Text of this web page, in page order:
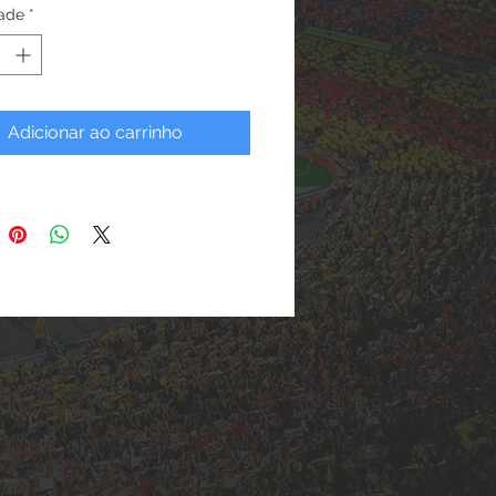
melhor. Está é a Versão FULL
veja o video abaixo para
melhor.
de dados de seu elenco e um
que comporta até 38 Jogos.
enquanto na versão
objetivo deste software é levar
técnicas de futebol um
dia-a-dia de treinos e jogos, de
com excelentes
gráficas dos resultados e
de fácil uso.
do programa é de
*
Adicionar ao carrinho